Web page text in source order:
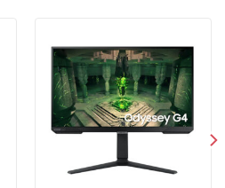
: 2x HDMI, 1x DisplayPort
: Cáp nguồn, Cáp HDMI